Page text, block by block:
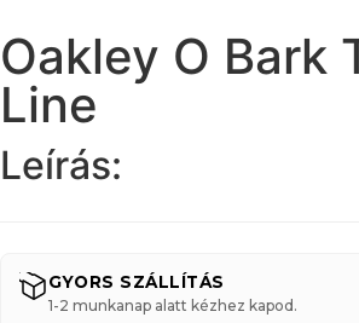
Oakley O Bark
Line
Leírás:
GYORS SZÁLLÍTÁS
1-2 munkanap alatt kézhez kapod.